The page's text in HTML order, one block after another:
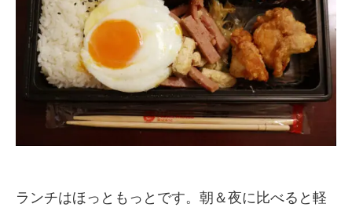
ランチはほっともっとです。朝＆夜に比べると軽